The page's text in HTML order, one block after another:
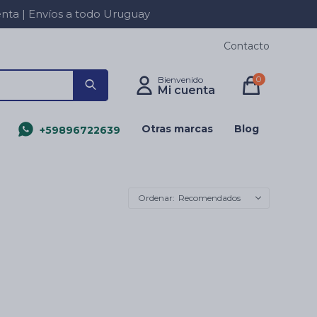
| Envíos a todo Uruguay
+59896722639 Otras marcas Blog
0
Contacto
Recomendados